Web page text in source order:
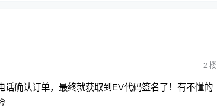
2 楼
确认订单，最终就获取到EV代码签名了！有不懂的